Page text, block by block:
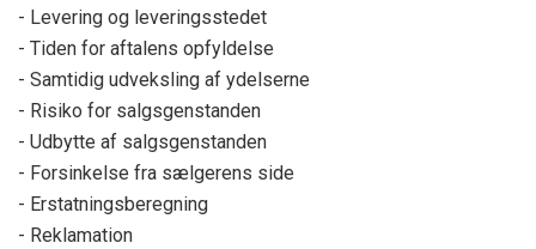
- Levering og leveringsstedet
- Tiden for aftalens opfyldelse
- Samtidig udveksling af ydelserne
- Risiko for salgsgenstanden
- Udbytte af salgsgenstanden
- Forsinkelse fra sælgerens side
- Erstatningsberegning
- Reklamation